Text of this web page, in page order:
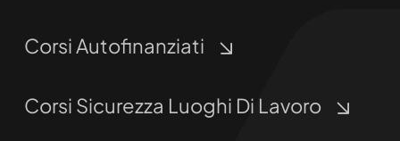
Corsi Autofinanziati
Corsi Sicurezza Luoghi Di Lavoro